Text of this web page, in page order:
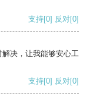
支持[0] 反对[0]
决，让我能够安心工
支持[0] 反对[0]